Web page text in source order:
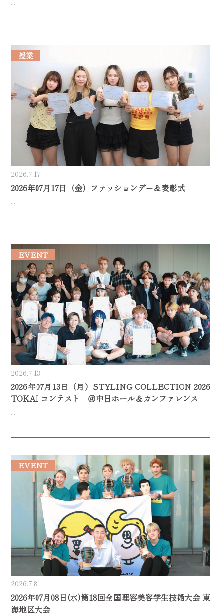
...
授業
2026.7.17
2026年07月17日（金）ファッションデー＆表彰式
...
EVENT
2026.7.13
2026年07月13日（月）STYLING COLLECTION 2026
TOKAI コンテスト ＠中日ホール＆カンファレンス
...
EVENT
2026.7.8
2026年07月08日(水)第18回全国理容美容学生技術大会 東
海地区大会